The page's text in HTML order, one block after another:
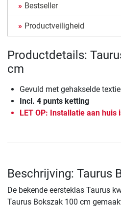
Bestseller
Productveiligheid
Productdetails:
cm
Gevuld met gehakselde
Incl. 4 punts ketting
LET OP: Installatie aan
Beschrijving: Taurus
De bekende eersteklas Taurus
Taurus Bokszak 100 cm